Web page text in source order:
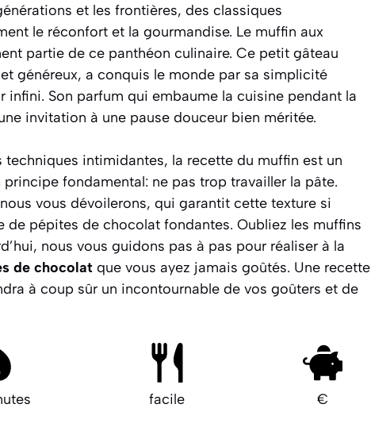
et les frontières, des classiques
le réconfort et la gourmandise. Le muffin aux
partie de ce panthéon culinaire. Ce petit gâteau
généreux, a conquis le monde par sa simplicité
Son parfum qui embaume la cuisine pendant la
invitation à une pause douceur bien méritée.
intimidantes, la recette du muffin est un
principe fondamental: ne pas trop travailler la pâte.
vous dévoilerons, qui garantit cette texture si
de pépites de chocolat fondantes. Oubliez les muffins
nous vous guidons pas à pas pour réaliser à la
de chocolat que vous ayez jamais goûtés. Une recette
à coup sûr un incontournable de vos goûters et de
facile €